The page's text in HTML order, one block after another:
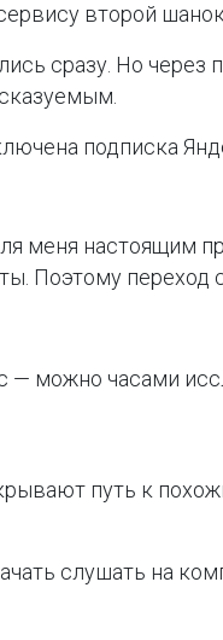
второй
сразу. Но через
подписка
меня настоящим
Поэтому
— можно часами
путь к
слушать на